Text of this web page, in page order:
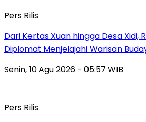
Pers Rilis
Dari Kertas Xuan hingga Desa Xidi,
Diplomat Menjelajahi Warisan
Senin, 10 Agu 2026 - 05:57 WIB
Pers Rilis